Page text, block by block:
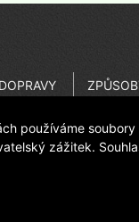
používáme
zážitek.